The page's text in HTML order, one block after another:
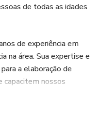
de todas as idades
de experiência em
na área. Sua expertise e
a elaboração de
capacitem nossos
alcançarem seus